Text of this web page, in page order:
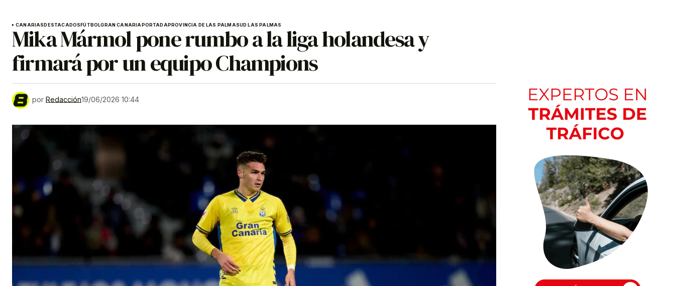
CANARIASDESTACADOSFÚTBOLGRAN CANARIAPORTADAPROVINCIA DE LAS PALMASUD LAS PALMAS
Mika Mármol pone rumbo a la liga holandesa y
firmará por un equipo Champions
por Redacción19/06/2026 10:44